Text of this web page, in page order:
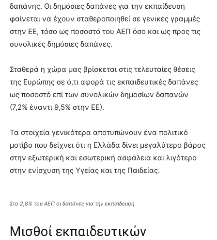
δαπάνης. Οι δημόσιες δαπάνες για την εκπαίδευση
φαίνεται να έχουν σταθεροποιηθεί σε γενικές γραμμές
στην ΕΕ, τόσο ως ποσοστό του ΑΕΠ όσο και ως προς τις
συνολικές δημόσιες δαπάνες.
Σταθερά η χώρα μας βρίσκεται στις τελευταίες θέσεις
της Ευρώπης σε ό,τι αφορά τις εκπαιδευτικές δαπάνες
ως ποσοστό επί των συνολικών δημοσίων δαπανών
(7,2% έναντι 9,5% στην ΕΕ).
Τα στοιχεία γενικότερα αποτυπώνουν ένα πολιτικό
μοτίβο που δείχνει ότι η Ελλάδα δίνει μεγαλύτερο βάρος
στην εξωτερική και εσωτερική ασφάλεια και λιγότερο
στην ενίσχυση της Υγείας και της Παιδείας.
Στο 2,8% του ΑΕΠ οι δαπάνες για την εκπαίδευση
Μισθοί εκπαιδευτικών